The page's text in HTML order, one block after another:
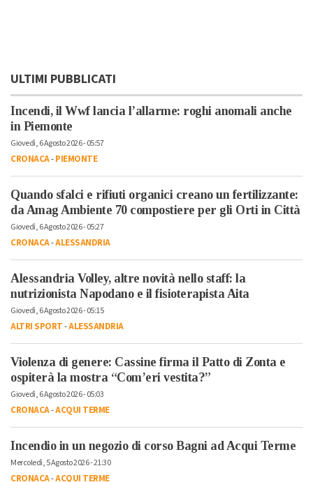
ULTIMI PUBBLICATI
Incendi, il Wwf lancia l’allarme: roghi anomali anche
in Piemonte
Giovedì, 6 Agosto 2026 - 05:57
CRONACA-PIEMONTE
Quando sfalci e rifiuti organici creano un fertilizzante:
da Amag Ambiente 70 compostiere per gli Orti in Città
Giovedì, 6 Agosto 2026 - 05:27
CRONACA-ALESSANDRIA
Alessandria Volley, altre novità nello staff: la
nutrizionista Napodano e il fisioterapista Aita
Giovedì, 6 Agosto 2026 - 05:15
ALTRI SPORT-ALESSANDRIA
Violenza di genere: Cassine firma il Patto di Zonta e
ospiterà la mostra “Com’eri vestita?”
Giovedì, 6 Agosto 2026 - 05:03
CRONACA-ACQUI TERME
Incendio in un negozio di corso Bagni ad Acqui Terme
Mercoledì, 5 Agosto 2026 - 21:30
CRONACA-ACQUI TERME